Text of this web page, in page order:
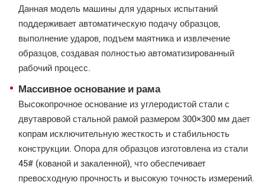
Данная модель машины для ударных испытаний
поддерживает автоматическую подачу образцов,
выполнение ударов, подъем маятника и извлечение
образцов, создавая полностью автоматизированный
рабочий процесс.
Массивное основание и рама
Высокопрочное основание из углеродистой стали с
двутавровой стальной рамой размером 300×300 мм дает
копрам исключительную жесткость и стабильность
конструкции. Опора для образцов изготовлена из стали
45# (кованой и закаленной), что обеспечивает
превосходную прочность и высокую точность измерений.